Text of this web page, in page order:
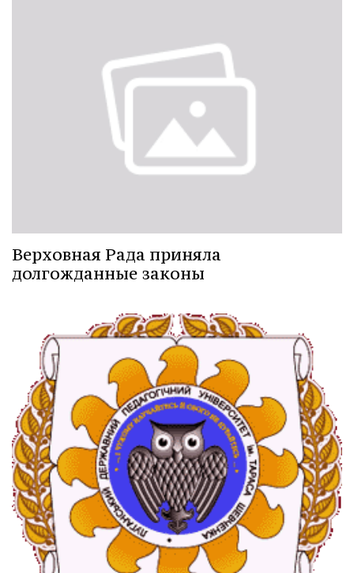
Верховная Рада приняла
долгожданные законы